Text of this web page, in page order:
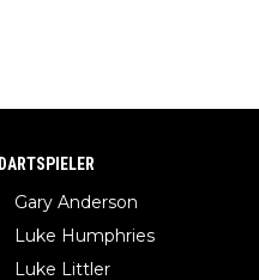
DARTSPIELER
Gary Anderson
Luke Humphries
Luke Littler